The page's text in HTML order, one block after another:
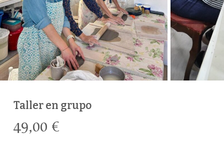
Taller en grupo
49,00 €